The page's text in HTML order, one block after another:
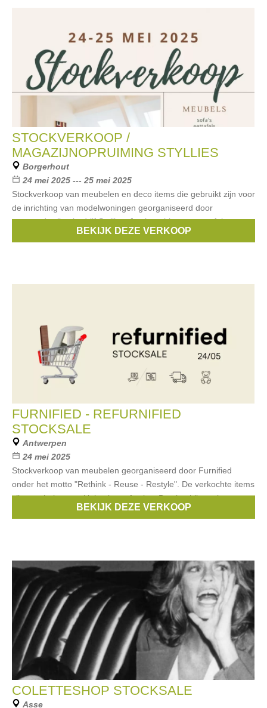
STOCKVERKOOP /
MAGAZIJNOPRUIMING STYLLIES
Borgerhout
24 mei 2025 --- 25 mei 2025
Stockverkoop van meubelen en deco items die gebruikt zijn voor
de inrichting van modelwoningen georganiseerd door
vastgoedstyling bedrijf Styllies. Je shopt hier oa. eettafels,
stoelen, kasten, poefs,BEKIJK DEZE VERKOOP
FURNIFIED - REFURNIFIED
STOCKSALE
Antwerpen
24 mei 2025
Stockverkoop van meubelen georganiseerd door Furnified
onder het motto "Rethink - Reuse - Restyle". De verkochte items
zijn meubelen met kleine imperfecties. Betalen bij voorkeur
BEKIJK DEZE VERKOOP
COLETTESHOP STOCKSALE
Asse